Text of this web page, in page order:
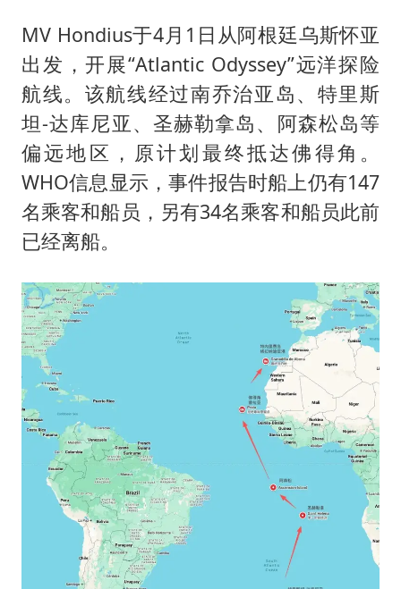
MV Hondius于4月1日从阿根廷乌斯怀亚
出发，开展“Atlantic Odyssey”远洋探险
航线。该航线经过南乔治亚岛、特里斯
坦-达库尼亚、圣赫勒拿岛、阿森松岛等
偏远地区，原计划最终抵达佛得角。
WHO信息显示，事件报告时船上仍有147
名乘客和船员，另有34名乘客和船员此前
已经离船。